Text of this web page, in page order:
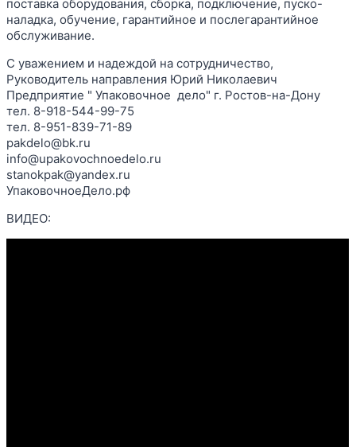
поставка оборудования, сборка, подключение, пуско-
наладка, обучение, гарантийное и послегарантийное
обслуживание.
С уважением и надеждой на сотрудничество,
Руководитель направления Юрий Николаевич
Предприятие " Упаковочное дело" г. Ростов-на-Дону
тел. 8-918-544-99-75
тел. 8-951-839-71-89
pakdelo@bk.ru
info@upakovochnoedelo.ru
stanokpak@yandex.ru
УпаковочноеДело.рф
ВИДЕО: